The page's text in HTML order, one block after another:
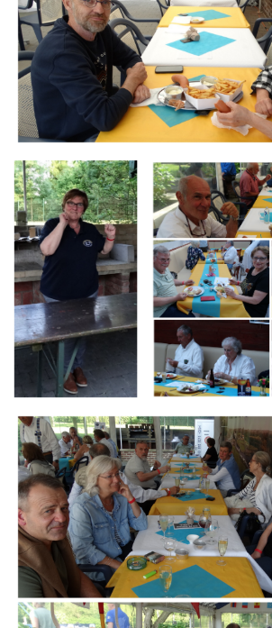
Branding
ARMCHAIR
Branding
ARMCHAIR
Branding
ARMCHAIR